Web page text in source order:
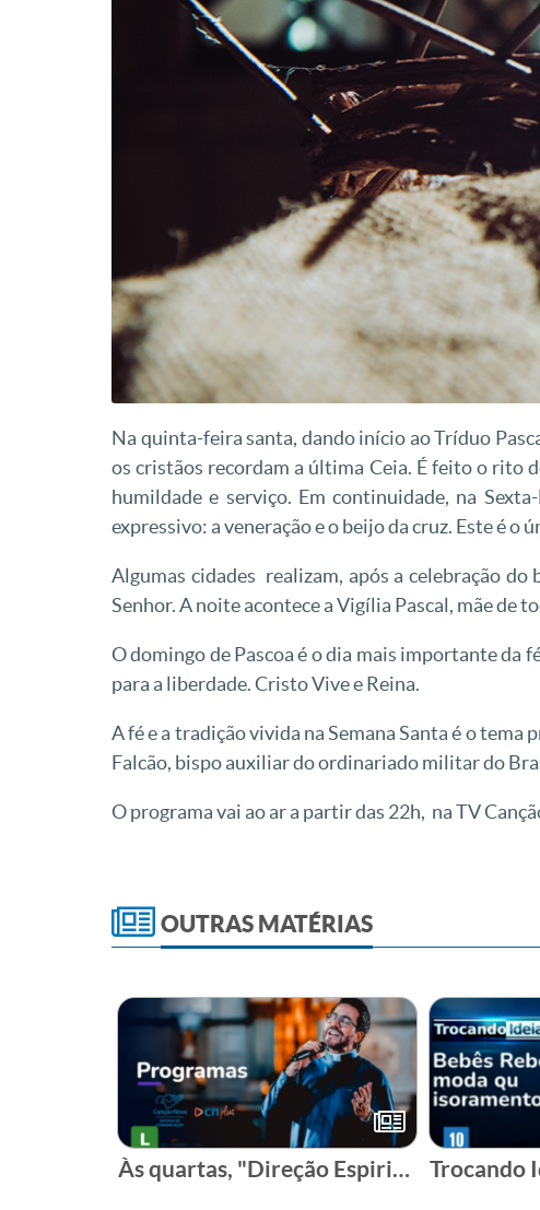
Na quinta-feira santa, dando início ao Tríduo
os cristãos recordam a última Ceia. É feito o rito
humildade e serviço. Em continuidade, na
expressivo: a veneração e o beijo da cruz. Este é o
Algumas cidades realizam, após a celebração
Senhor. A noite acontece a Vigília Pascal, mãe de
O domingo de Pascoa é o dia mais importante da
para a liberdade. Cristo Vive e Reina.
A fé e a tradição vivida na Semana Santa é o
Falcão, bispo auxiliar do ordinariado militar do
O programa vai ao ar a partir das 22h, na TV
OUTRAS MATÉRIAS
Às quartas, "Direção Espiritual" com Pe Fábio de Melo Trocando